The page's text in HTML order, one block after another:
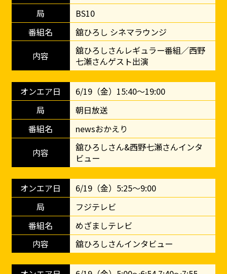
BS10
舘ひろし シネマラウンジ
舘ひろしさんレギュラー番組／西野
七瀬さんゲスト出演
6/19（金）15:40～19:00
朝日放送
newsおかえり
舘ひろしさん&西野七瀬さんインタ
ビュー
6/19（金）5:25～9:00
フジテレビ
めざましテレビ
舘ひろしさんインタビュー